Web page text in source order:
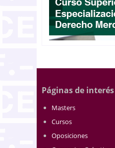
Páginas de interés
Masters
Cursos
Oposiciones